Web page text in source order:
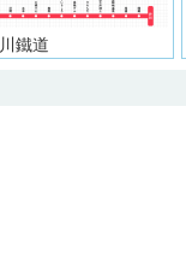
西日本鉄道